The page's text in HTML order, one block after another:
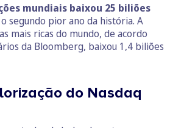
mundiais baixou 25 biliões
o segundo pior ano da história. A
mais ricas do mundo, de acordo
da Bloomberg, baixou 1,4 biliões
do Nasdaq